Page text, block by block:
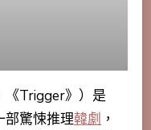
《Trigger》）是
部驚悚推理韓劇 ，